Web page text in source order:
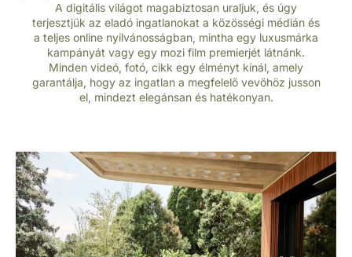
A digitális világot magabiztosan uraljuk, és úgy
terjesztjük az eladó ingatlanokat a közösségi médián és
a teljes online nyilvánosságban, mintha egy luxusmárka
kampányát vagy egy mozi film premierjét látnánk.
Minden videó, fotó, cikk egy élményt kínál, amely
garantálja, hogy az ingatlan a megfelelő vevőhöz jusson
el, mindezt elegánsan és hatékonyan.